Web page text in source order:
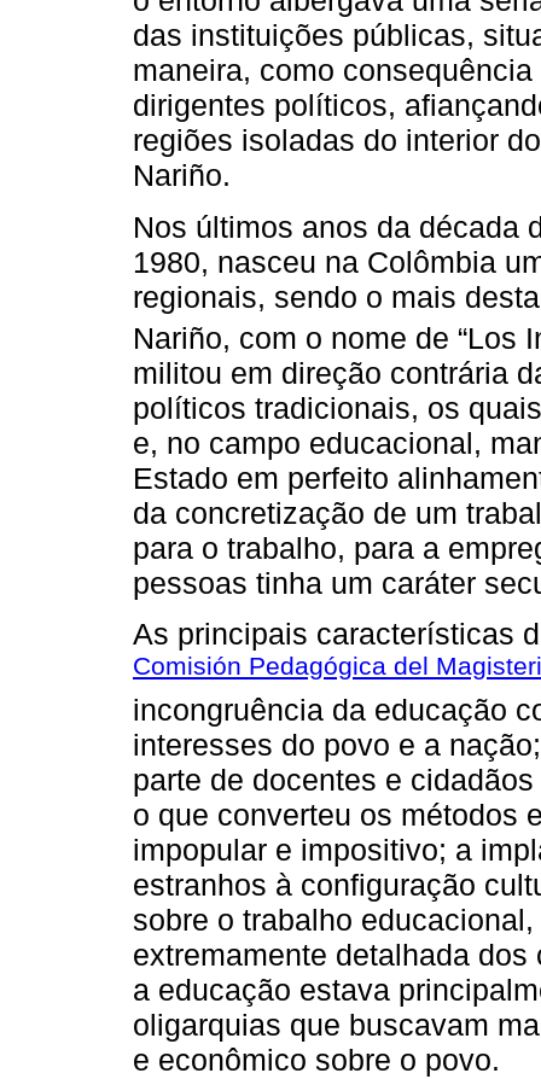
das instituições públicas,
maneira, como
dirigentes políticos,
regiões isoladas do interior
Nariño.
Nos últimos anos da década
1980, nasceu na Colômbia
regionais, sendo o mais
Nariño, com o nome de “Los
militou em direção contrária
políticos tradicionais, os
e, no campo educacional,
Estado em perfeito
da concretização de um
para o trabalho, para a
pessoas tinha um caráter
As principais características
Comisión Pedagógica del
incongruência da educação
interesses do povo e a
parte de docentes e
o que converteu os métodos
impopular e impositivo; a
estranhos à configuração
sobre o trabalho
extremamente detalhada
a educação estava
oligarquias que buscavam
e econômico sobre o povo.